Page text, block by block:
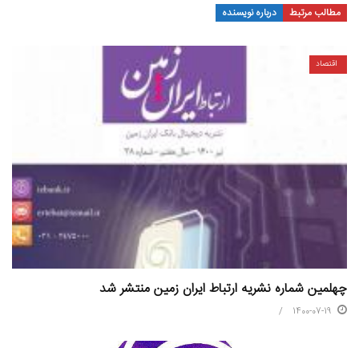
مطالب مرتبط درباره نویسنده
اقتصاد
چهلمین شماره نشریه ارتباط ایران زمین منتشر شد
1400-07-19